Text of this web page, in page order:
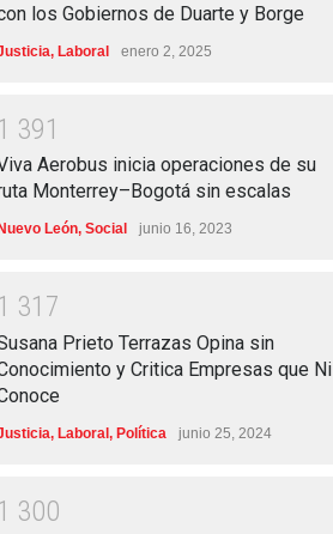
los Gobiernos de Duarte y Borge
, Laboral enero 2, 2025
1 391
Aerobus inicia operaciones de su
Monterrey–Bogotá sin escalas
Nuevo León, Social junio 16, 2023
1 31 7
Prieto Terrazas Opina sin
y Critica Empresas que Ni
, Laboral , Política junio 25, 2024
1 300